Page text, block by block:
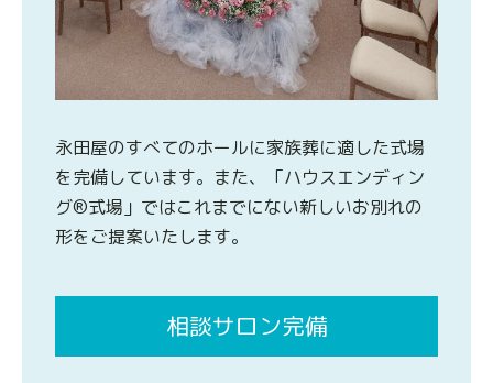
永田屋のすべてのホールに家族葬に適した式場
を完備しています。また、「ハウスエンディン
グ®式場」ではこれまでにない新しいお別れの
形をご提案いたします。
相談サロン完備